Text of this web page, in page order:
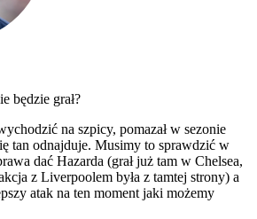
będzie grał?
na szpicy, pomazał w sezonie
tan odnajduje. Musimy to sprawdzić w
dać Hazarda (grał już tam w Chelsea,
z Liverpoolem była z tamtej strony) a
atak na ten moment jaki możemy